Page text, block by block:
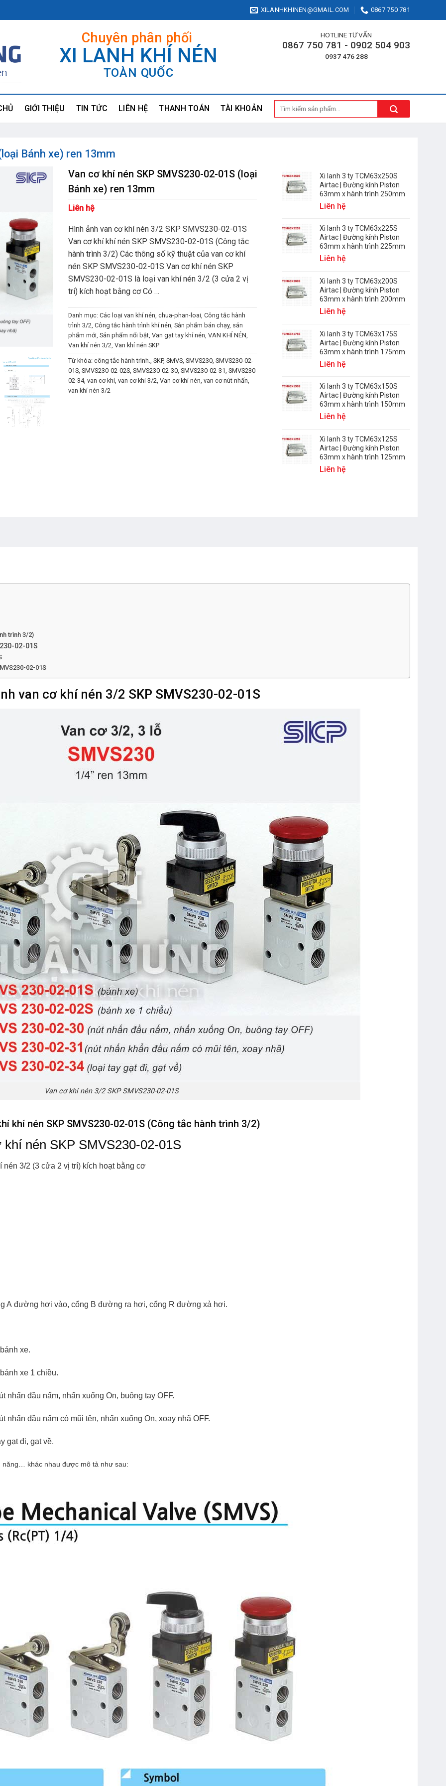
XILANHKHINEN@GMAIL.COM 0867 750 781
Chuyên phân phối
XI LANH KHÍ NÉN
TOÀN QUỐC
HOTLINE TƯ VẤN
0867 750 781 - 0902 504 903
0937 476 288
GIỚI THIỆU TIN TỨC LIÊN HỆ THANH TOÁN TÀI KHOẢN
Tìm
kiếm:
Bánh xe) ren 13mm
Van cơ khí nén SKP SMVS230-02-01S (loại
Bánh xe) ren 13mm
Liên hệ
Hình ảnh van cơ khí nén 3/2 SKP SMVS230-02-01S
Van cơ khí khí nén SKP SMVS230-02-01S (Công tắc
hành trình 3/2) Các thông số kỹ thuật của van cơ khí
nén SKP SMVS230-02-01S Van cơ khí nén SKP
SMVS230-02-01S là loại van khí nén 3/2 (3 cửa 2 vị
trí) kích hoạt bằng cơ Có …
Danh mục: Các loại van khí nén, chua-phan-loai, Công tắc hành
trình 3/2, Công tắc hành trình khí nén, Sản phẩm bán chạy, sản
phẩm mới, Sản phẩm nổi bật, Van gạt tay khí nén, VAN KHÍ NÉN,
Van khí nén 3/2, Van khí nén SKP
Từ khóa: công tắc hành trình., SKP, SMVS, SMVS230, SMVS230-02-
01S, SMVS230-02-02S, SMVS230-02-30, SMVS230-02-31, SMVS230-
02-34, van cơ khí, van cơ khi 3/2, Van cơ khí nén, van cơ nút nhấn,
van khí nén 3/2
Xi lanh 3 ty TCM63x250S
Airtac | Đường kính Piston
63mm x hành trình 250mm
Liên hệ
Xi lanh 3 ty TCM63x225S
Airtac | Đường kính Piston
63mm x hành trình 225mm
Liên hệ
Xi lanh 3 ty TCM63x200S
Airtac | Đường kính Piston
63mm x hành trình 200mm
Liên hệ
Xi lanh 3 ty TCM63x175S
Airtac | Đường kính Piston
63mm x hành trình 175mm
Liên hệ
Xi lanh 3 ty TCM63x150S
Airtac | Đường kính Piston
63mm x hành trình 150mm
Liên hệ
Xi lanh 3 ty TCM63x125S
Airtac | Đường kính Piston
63mm x hành trình 125mm
Liên hệ
trình 3/2)
02-01S
02-01S
van cơ khí nén 3/2 SKP SMVS230-02-01S
Van cơ khí nén 3/2 SKP SMVS230-02-01S
khí nén SKP SMVS230-02-01S (Công tắc hành trình 3/2)
nén SKP SMVS230-02-01S
nén 3/2 (3 cửa 2 vị trí) kích hoạt bằng cơ
A đường hơi vào, cổng B đường ra hơi, cổng R đường xả hơi.
xe.
xe 1 chiều.
nhấn đầu nấm, nhấn xuống On, buông tay OFF.
nhấn đầu nấm có mũi tên, nhấn xuống On, xoay nhã OFF.
gạt đi, gạt về.
năng… khác nhau được mô tả như sau: